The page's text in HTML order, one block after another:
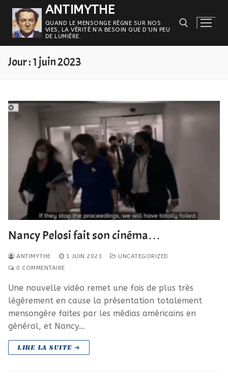
Aller
contenu
ANTIMYTHE
QUAND LE MENSONGE RÈGNE SUR NOS
VIES, LA VÉRITÉ N’A BESOIN QUE D’UN PEU
DE LUMIÈRE.
Jour :1 juin 2023
Nancy Pelosi fait son cinéma…
ANTIMYTHE 1 JUIN 2023
UNCATEGORIZED
0 COMMENTAIRE
Une nouvelle vidéo remet une fois de plus très
légèrement en cause la présentation totalement
mensongère faites par les médias américains en
général, et Nancy…
LIRE LA SUITE ➜